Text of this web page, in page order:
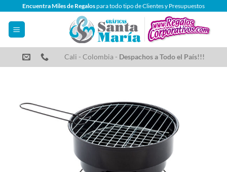
contenido
Encuentra Miles de Regalospara todo tipo de Clientes y Presupuestos
Cali - Colombia - Despachos a Todo el País!!!